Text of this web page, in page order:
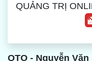
QUẢNG TRỊ
QTO - Nguyễn